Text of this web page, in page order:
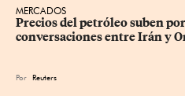
MERCADOS
Precios ⁠del petróleo suben
conversaciones entre Irán y
Por Reuters